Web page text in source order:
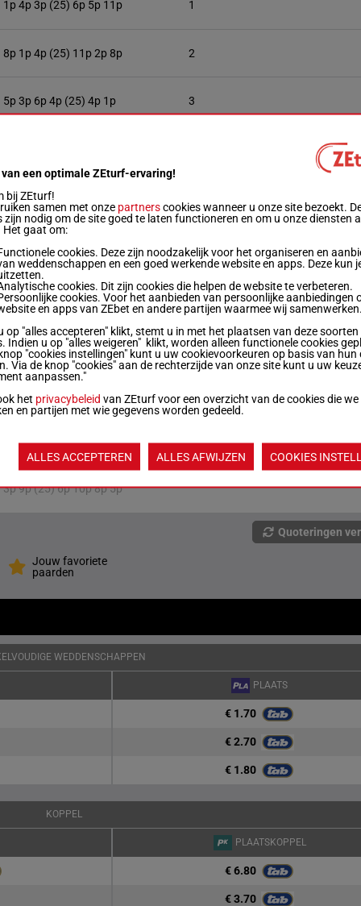
1p 4p 3p (25) 6p 5p 11p 1
8p 1p 4p (25) 11p 2p 8p 2
5p 3p 6p 4p (25) 4p 1p 3
5p 7p (25) 3p 8p 6p 8p
4p 5p 5p 9p (25) 7p 7p
7p (25) 9p 5p 11p 13p (24) 1p 7
2p 5p 4p 3p 3p 6p 8
3p 9p (25) 6p 10p 8p 5p
Quoteringen
Jouw favoriete
paarden
WEDDENSCHAPPEN
PLAATS
€ 1.70
€ 2.70
€ 1.80
KOPPEL
PLAATSKOPPEL
€ 6.80
€ 3.70
een optimale ZEturf-ervaring!
bij ZEturf!
samen met onze partnerscookies wanneer u onze site bezoekt.
zijn nodig om de site goed te laten functioneren en om u onze diensten
Het gaat om:
cookies. Deze zijn noodzakelijk voor het organiseren en
weddenschappen en een goed werkende website en apps. Deze kun
cookies. Dit zijn cookies die helpen de website te verbeteren.
cookies. Voor het aanbieden van persoonlijke aanbiedingen
en apps van ZEbet en andere partijen waarmee wij
op "alles accepteren" klikt, stemt u in met het plaatsen van deze soorten
Indien u op "alles weigeren" klikt, worden alleen functionele cookies
"cookies instellingen" kunt u uw cookievoorkeuren op basis van hun
Via de knop "cookies" aan de rechterzijde van onze site kunt u uw
aanpassen."
het privacybeleid van ZEturf voor een overzicht van de cookies die we
en partijen met wie gegevens worden gedeeld.
ALLES ACCEPTEREN ALLES AFWIJZEN COOKIES